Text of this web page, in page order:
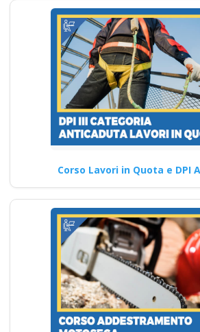
Corso Lavori in Quota e DPI